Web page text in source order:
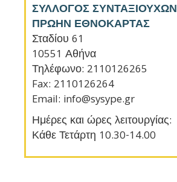
ΣΥΛΛΟΓΟΣ ΣΥΝΤΑΞΙΟΥΧΩΝ
ΠΡΩΗΝ ΕΘΝΟΚΑΡΤΑΣ
Σταδίου 61
10551 Αθήνα
Τηλέφωνο: 2110126265
Fax: 2110126264
Email: info@sysype.gr
Ημέρες και ώρες λειτουργίας:
Κάθε Τετάρτη 10.30-14.00